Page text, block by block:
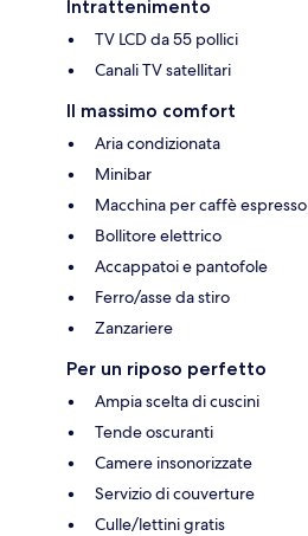
Intrattenimento
TV LCD da 55 pollici
Canali TV satellitari
Il massimo comfort
Aria condizionata
Minibar
Macchina per caffè espresso
Bollitore elettrico
Accappatoi e pantofole
Ferro/asse da stiro
Zanzariere
Per un riposo perfetto
Ampia scelta di cuscini
Tende oscuranti
Camere insonorizzate
Servizio di couverture
Culle/lettini gratis